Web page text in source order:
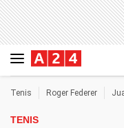
Tenis Roger Federer
TENIS